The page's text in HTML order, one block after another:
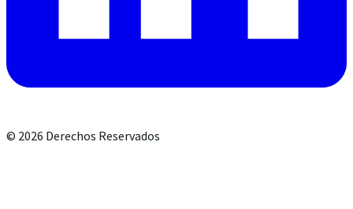
© 2026 Derechos Reservados